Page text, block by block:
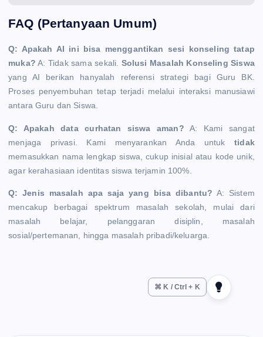
FAQ (Pertanyaan Umum)
Q: Apakah AI ini bisa menggantikan sesi konseling tatap
muka? A: Tidak sama sekali. Solusi Masalah Konseling Siswa
yang AI berikan hanyalah referensi strategi bagi Guru BK.
Proses penyembuhan tetap terjadi melalui interaksi manusiawi
antara Guru dan Siswa.
Q: Apakah data curhatan siswa aman? A: Kami sangat
menjaga privasi. Kami menyarankan Anda untuktidak
memasukkan nama lengkap siswa, cukup inisial atau kode unik,
agar kerahasiaan identitas siswa terjamin 100%.
Q: Jenis masalah apa saja yang bisa dibantu? A: Sistem
mencakup berbagai spektrum masalah sekolah, mulai dari
masalah belajar, pelanggaran disiplin, masalah
sosial/pertemanan, hingga masalah pribadi/keluarga.
⌘ K / Ctrl + K